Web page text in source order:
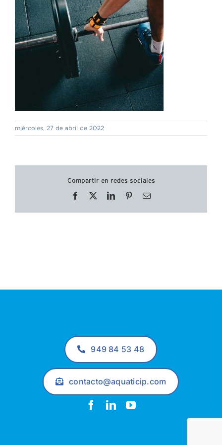
miércoles, 27 de abril de 2022
Compartir en redes sociales
Facebook LinkedInPinterestCorreo
949 84 53 48
contacto@aquaticip.com